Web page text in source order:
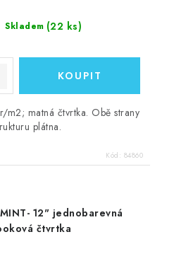
Skladem (22 ks)
matná čtvrtka. Obě strany
plátna.
Kód: 84860
12" jednobarevná
čtvrtka